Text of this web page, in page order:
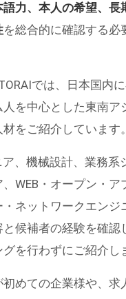
力、本人の希望、長
を総合的に確認する必
では、日本国内
を中心とした東南ア
をご紹介しています。
ア、機械設計、業務系
WEB・オープン・ア
ネットワークエンジ
と候補者の経験を確認
を行わずにご紹介し
めての企業様や、求